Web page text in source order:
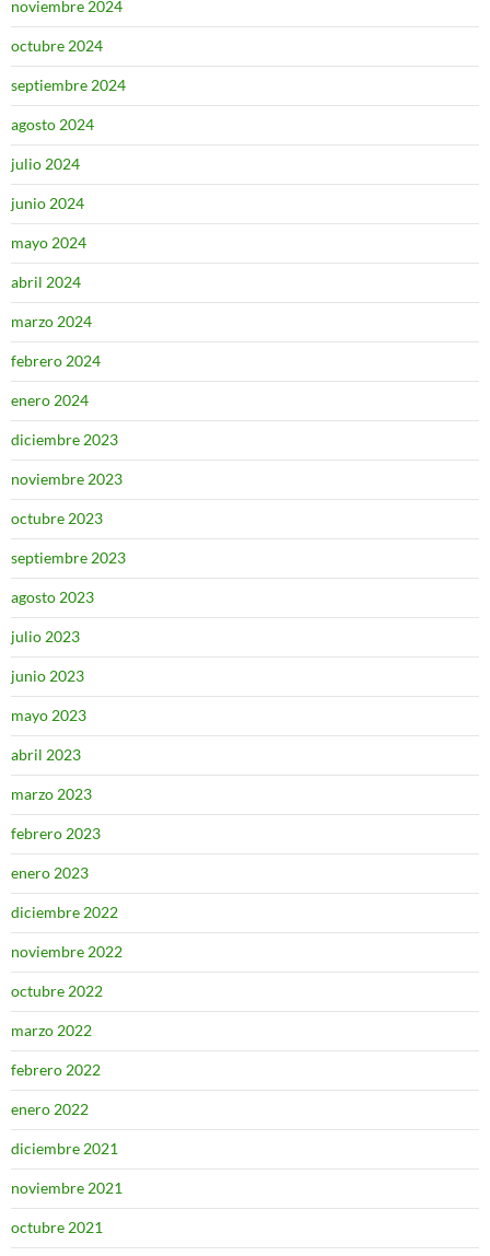
noviembre 2024
octubre 2024
septiembre 2024
agosto 2024
julio 2024
junio 2024
mayo 2024
abril 2024
marzo 2024
febrero 2024
enero 2024
diciembre 2023
noviembre 2023
octubre 2023
septiembre 2023
agosto 2023
julio 2023
junio 2023
mayo 2023
abril 2023
marzo 2023
febrero 2023
enero 2023
diciembre 2022
noviembre 2022
octubre 2022
marzo 2022
febrero 2022
enero 2022
diciembre 2021
noviembre 2021
octubre 2021